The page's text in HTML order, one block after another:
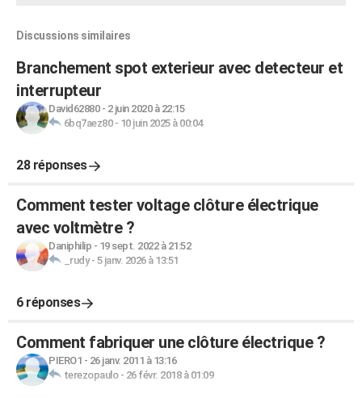
Discussions similaires
Branchement spot exterieur avec detecteur et
interrupteur
David62880- 2 juin 2020 à 22:15
6bq7aez80- 10 juin 2025 à 00:04
28 réponses
Comment tester voltage clôture électrique
avec voltmètre ?
Daniphilip - 19 sept. 2022 à 21:52
_rudy- 5 janv. 2026 à 13:51
6 réponses
Comment fabriquer une clôture électrique ?
PIERO1 - 26 janv. 2011 à 13:16
terezopaulo- 26 févr. 2018 à 01:09